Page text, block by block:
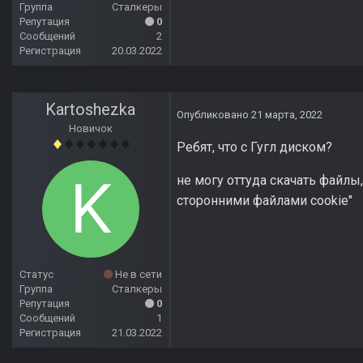
Группа
Сталкеры
Репутация
0
Сообщений
2
Регистрация
20.03.2022
Kartoshezka
Новичок
Статус
Не в сети
Группа
Сталкеры
Репутация
0
Сообщений
1
Регистрация
21.03.2022
Опубликовано 21 марта, 2022
Ребят, что с Гугл диском?
не могу оттуда скачать
сторонними файлами cookie"